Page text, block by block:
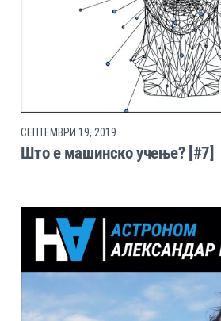
СЕПТЕМВРИ 19, 2019
Што е машинско учење? [#7]